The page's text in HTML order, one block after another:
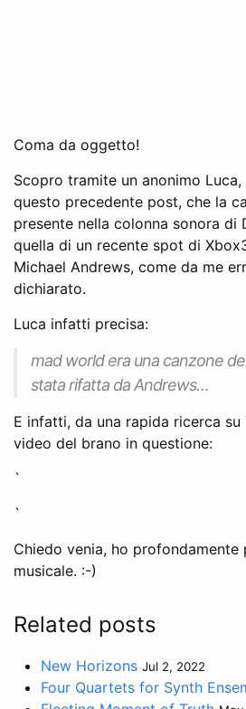
Coma da oggetto!
Scopro tramite un anonimo
questo precedente post, che la
presente nella colonna sonora di
quella di un recente spot di
Michael Andrews, come da me
dichiarato.
Luca infatti precisa:
mad world era una canzone
stata rifatta da Andrews…
E infatti, da una rapida ricerca su
video del brano in questione:
`
`
Chiedo venia, ho
musicale. :-)
Related posts
New Horizons Jul 2, 2022
Four Quartets for Synth